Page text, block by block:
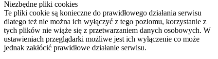
Niezbędne pliki cookies
Te pliki cookie są konieczne do prawidłowego działania serwisu
dlatego też nie można ich wyłączyć z tego poziomu, korzystanie z
tych plików nie wiąże się z przetwarzaniem danych osobowych. W
ustawieniach przeglądarki możliwe jest ich wyłączenie co może
jednak zakłócić prawidłowe działanie serwisu.